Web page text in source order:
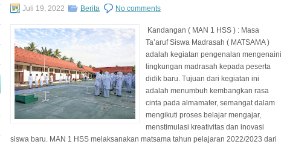
Juli 19, 2022 Berita No comments
Kandangan ( MAN 1 HSS ) : Masa
Ta’aruf Siswa Madrasah ( MATSAMA )
adalah kegiatan pengenalan mengenaini
lingkungan madrasah kepada peserta
didik baru. Tujuan dari kegiatan ini
adalah menumbuh kembangkan rasa
cinta pada almamater, semangat dalam
mengikuti proses belajar mengajar,
menstimulasi kreativitas dan inovasi
siswa baru. MAN 1 HSS melaksanakan matsama tahun pelajaran 2022/2023 dari